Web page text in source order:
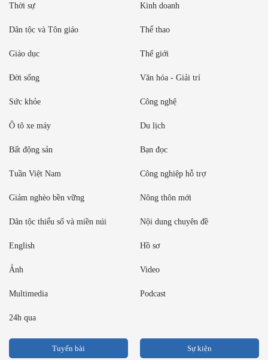
Thời sự Kinh doanh
Dân tộc và Tôn giáo Thể thao
Giáo dục Thế giới
Đời sống Văn hóa - Giải trí
Sức khỏe Công nghệ
Ô tô xe máy Du lịch
Bất động sản Bạn đọc
Tuần Việt Nam Công nghiệp hỗ trợ
Giảm nghèo bền vững Nông thôn mới
Dân tộc thiểu số và miền núi Nội dung chuyên đề
English Hồ sơ
Ảnh Video
Multimedia Podcast
24h qua
Tuyến bài Sự kiện